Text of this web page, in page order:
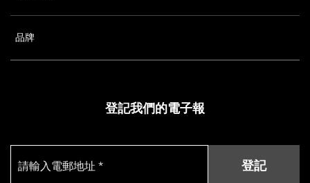
品牌
登記我們的電子報
登記